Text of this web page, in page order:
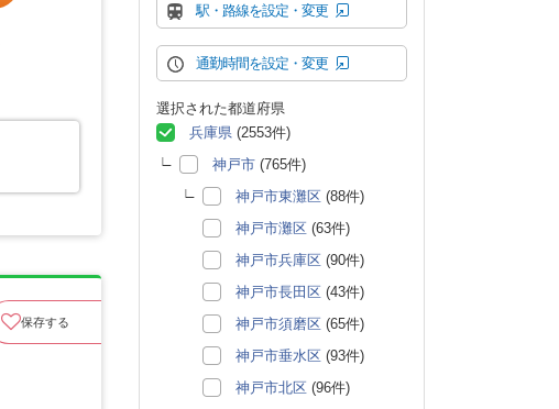
保存する
駅・路線を設定・変更
通勤時間を設定・変更
選択された都道府県
兵庫県 (2553件)
神戸市 (765件)
神戸市東灘区 (88件)
神戸市灘区 (63件)
神戸市兵庫区 (90件)
神戸市長田区 (43件)
神戸市須磨区 (65件)
神戸市垂水区 (93件)
神戸市北区 (96件)